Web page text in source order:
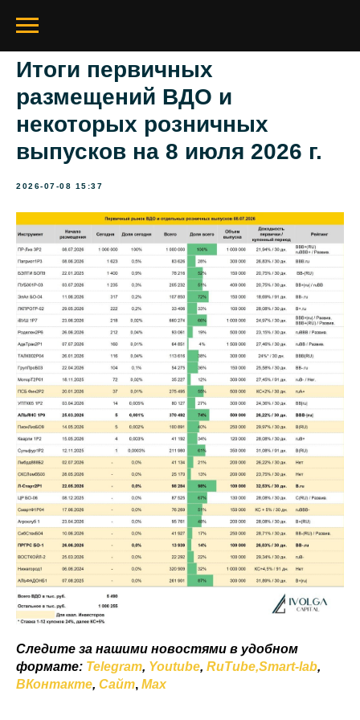
Итоги первичных
размещений ВДО и
некоторых розничных
выпусков на 8 июля 2026 г.
2026-07-08 15:37
Следите за нашими новостями в удобном
формате: Telegram, Youtube, RuTube,Smart-lab,
ВКонтакте, Сайт, Мах